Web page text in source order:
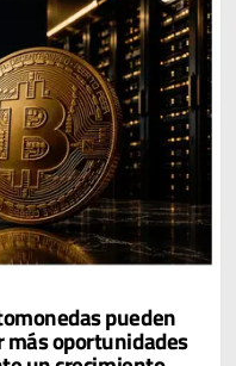
pueden
más oportunidades